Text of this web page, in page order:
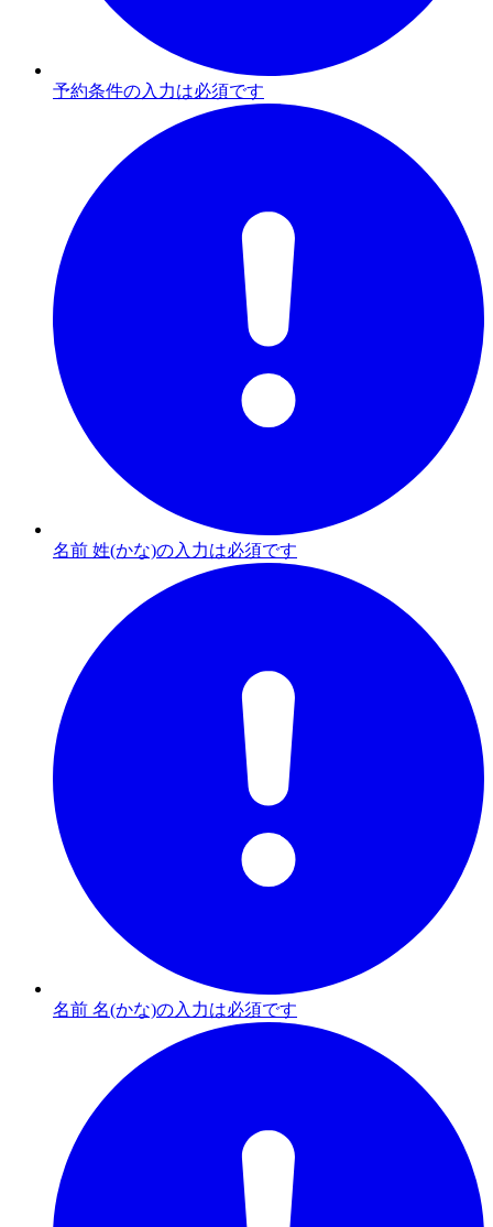
予約条件の入力は必須です
名前 姓(かな)の入力は必須です
名前 名(かな)の入力は必須です